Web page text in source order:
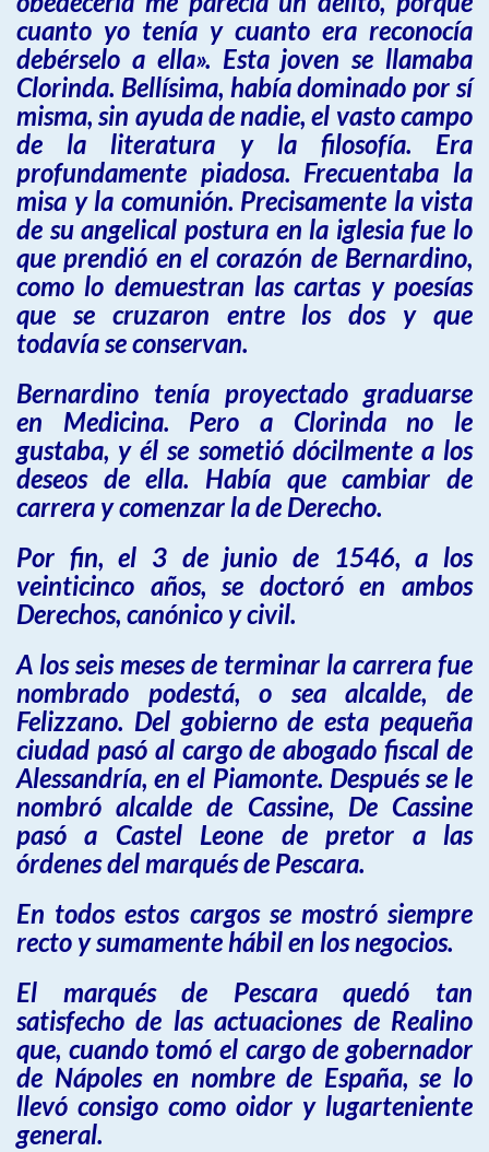
cuanto yo tenía y cuanto era reconocía
debérselo a ella». Esta joven se llamaba
Clorinda. Bellísima, había dominado por sí
misma, sin ayuda de nadie, el vasto campo
de la literatura y la filosofía. Era
profundamente piadosa. Frecuentaba la
misa y la comunión. Precisamente la vista
de su angelical postura en la iglesia fue lo
que prendió en el corazón de Bernardino,
como lo demuestran las cartas y poesías
que se cruzaron entre los dos y que
todavía se conservan.
Bernardino tenía proyectado graduarse
en Medicina. Pero a Clorinda no le
gustaba, y él se sometió dócilmente a los
deseos de ella. Había que cambiar de
carrera y comenzar la de Derecho.
Por fin, el 3 de junio de 1546, a los
veinticinco años, se doctoró en ambos
Derechos, canónico y civil.
A los seis meses de terminar la carrera fue
nombrado podestá, o sea alcalde, de
Felizzano. Del gobierno de esta pequeña
ciudad pasó al cargo de abogado fiscal de
Alessandría, en el Piamonte. Después se le
nombró alcalde de Cassine, De Cassine
pasó a Castel Leone de pretor a las
órdenes del marqués de Pescara.
En todos estos cargos se mostró siempre
recto y sumamente hábil en los negocios.
El marqués de Pescara quedó tan
satisfecho de las actuaciones de Realino
que, cuando tomó el cargo de gobernador
de Nápoles en nombre de España, se lo
llevó consigo como oidor y lugarteniente
general.